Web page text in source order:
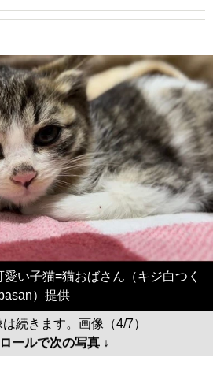
い子猫=猫おばさん（キジ白つく
）提供
続きます。画像（4/7）
ールで次の写真 ↓